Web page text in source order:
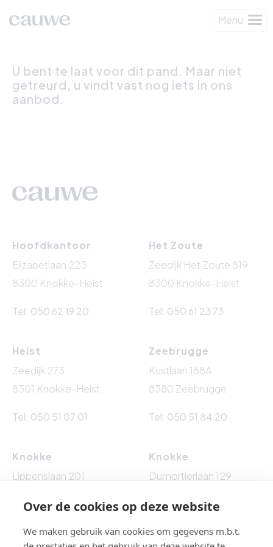
Menu
U bent te laat voor dit pand. Maar niet
getreurd, u vindt vast nog iets in ons
aanbod.
Hoofdkantoor
Elizabetlaan 223
8300 Knokke-Heist
Tel: 050 62 19 20
Het Zoute
Zeedijk Het Zoute 819
8300 Knokke-Heist
Tel: 050 61 23 73
Heist
Zeedijk 273
8301 Knokke-Heist
Tel: 050 51 07 01
Zeebrugge
Kustlaan 168A
8380 Zeebrugge
Tel: 050 51 84 20
Knokke
Lippenslaan 201
Knokke
Dumortierlaan 129
Over de cookies op deze website
We maken gebruik van cookies om gegevens m.b.t.